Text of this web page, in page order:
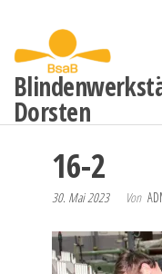
springen
Dorsten
16-2
30. Mai 2023 Von